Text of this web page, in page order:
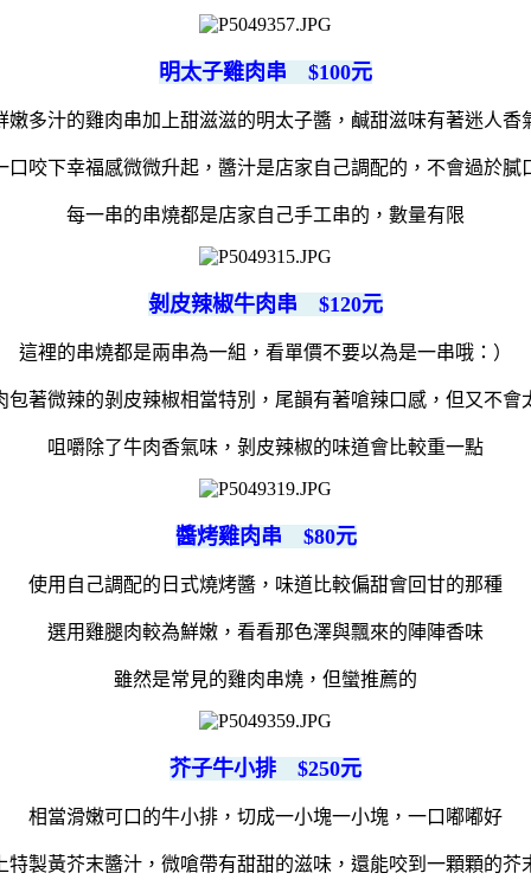
明太子雞肉串 $100元
嫩多汁的雞肉串加上甜滋滋的明太子醬，鹹甜滋味有著迷人香
口咬下幸福感微微升起，醬汁是店家自己調配的，不會過於膩
每一串的串燒都是店家自己手工串的，數量有限
剝皮辣椒牛肉串 $120元
這裡的串燒都是兩串為一組，看單價不要以為是一串哦：）
包著微辣的剝皮辣椒相當特別，尾韻有著嗆辣口感，但又不會
咀嚼除了牛肉香氣味，剝皮辣椒的味道會比較重一點
醬烤雞肉串 $80元
使用自己調配的日式燒烤醬，味道比較偏甜會回甘的那種
選用雞腿肉較為鮮嫩，看看那色澤與飄來的陣陣香味
雖然是常見的雞肉串燒，但蠻推薦的
芥子牛小排 $250元
相當滑嫩可口的牛小排，切成一小塊一小塊，一口嘟嘟好
特製黃芥末醬汁，微嗆帶有甜甜的滋味，還能咬到一顆顆的芥